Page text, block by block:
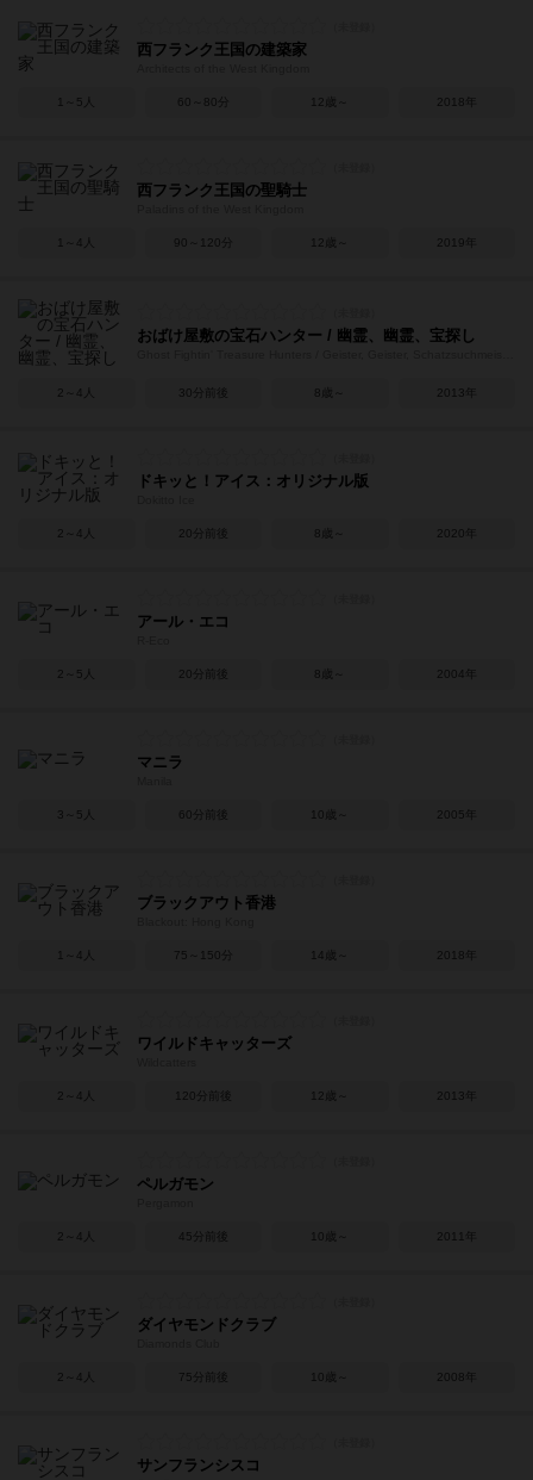
西フランク王国の建築家
1～5人 60～80分 12歳～ 2018年
西フランク王国の聖騎士
1～4人 90～120分 12歳～ 2019年
おばけ屋敷の宝石ハンター / 幽霊、幽霊、宝探し
2～4人 30分前後 8歳～ 2013年
ドキッと！アイス：オリジナル版
2～4人 20分前後 8歳～ 2020年
アール・エコ
2～5人 20分前後 8歳～ 2004年
マニラ
3～5人 60分前後 10歳～ 2005年
ブラックアウト香港
1～4人 75～150分 14歳～ 2018年
ワイルドキャッターズ
2～4人 120分前後 12歳～ 2013年
ペルガモン
2～4人 45分前後 10歳～ 2011年
ダイヤモンドクラブ
2～4人 75分前後 10歳～ 2008年
サンフランシスコ